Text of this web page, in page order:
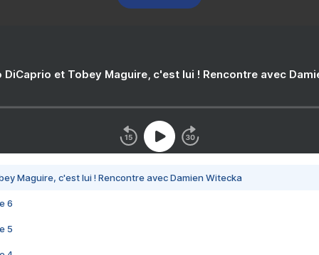
DiCaprio et Tobey Maguire, c'est lui ! Rencontre avec
Maguire, c'est lui ! Rencontre avec Damien Witecka
6
5